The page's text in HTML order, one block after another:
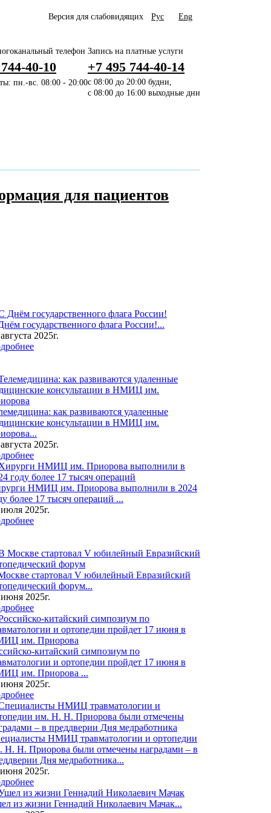
Версия для слабовидящих Рус Eng
телефон
40-10
пн.-вс. 08:00 - 20:00
Запись на платные услуги
+7 495 744-40-14
с 08:00 до 20:00 будни,
с 08:00 до 16:00 выходные дни
для пациентов
государственного флага России!...
2025г.
как развиваются удаленные
консультации в НМИЦ им.
2025г.
НМИЦ им. Приорова выполнили в 2024
более 17 тысяч операций ...
2025г.
стартовал V юбилейный Евразийский
форум...
2025г.
китайский симпозиум по
и ортопедии пройдет 17 июня в
им. Приорова ...
2025г.
НМИЦ травматологии и ортопедии
Н. Н. Приорова были отмечены наградами – в
Дня медработника...
2025г.
из жизни Геннадий Николаевич Мачак...